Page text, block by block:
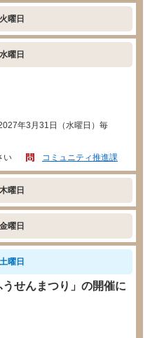
火曜日
水曜日
年3月31日（水曜日）毎
い
コミュニティ推進課
木曜日
金曜日
土曜日
せんまつり」の開催に